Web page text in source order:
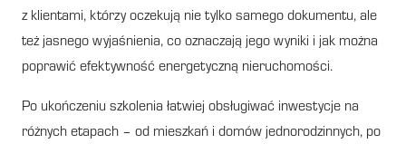
z klientami, którzy oczekują nie tylko samego dokumentu, ale
też jasnego wyjaśnienia, co oznaczają jego wyniki i jak można
poprawić efektywność energetyczną nieruchomości.
Po ukończeniu szkolenia łatwiej obsługiwać inwestycje na
różnych etapach – od mieszkań i domów jednorodzinnych, po